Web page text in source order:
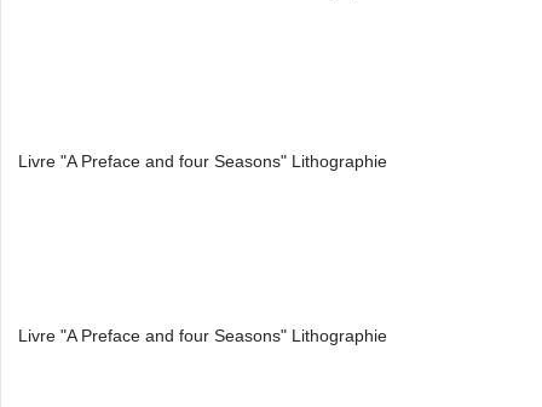
Livre "A Preface and four Seasons" Lithographie
Livre "A Preface and four Seasons" Lithographie